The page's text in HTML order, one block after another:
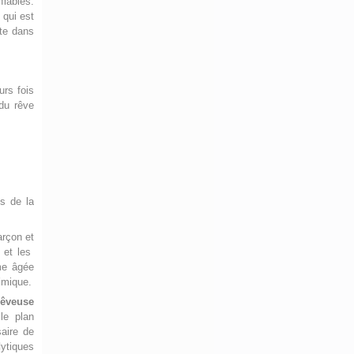
qui est
dans
fois
rêve
de la
et
et les
âgée
plan
de